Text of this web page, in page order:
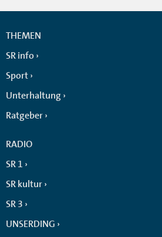
THEMEN
SR info
Sport
Unterhaltung
Ratgeber
RADIO
SR 1
SR kultur
SR 3
UNSERDING